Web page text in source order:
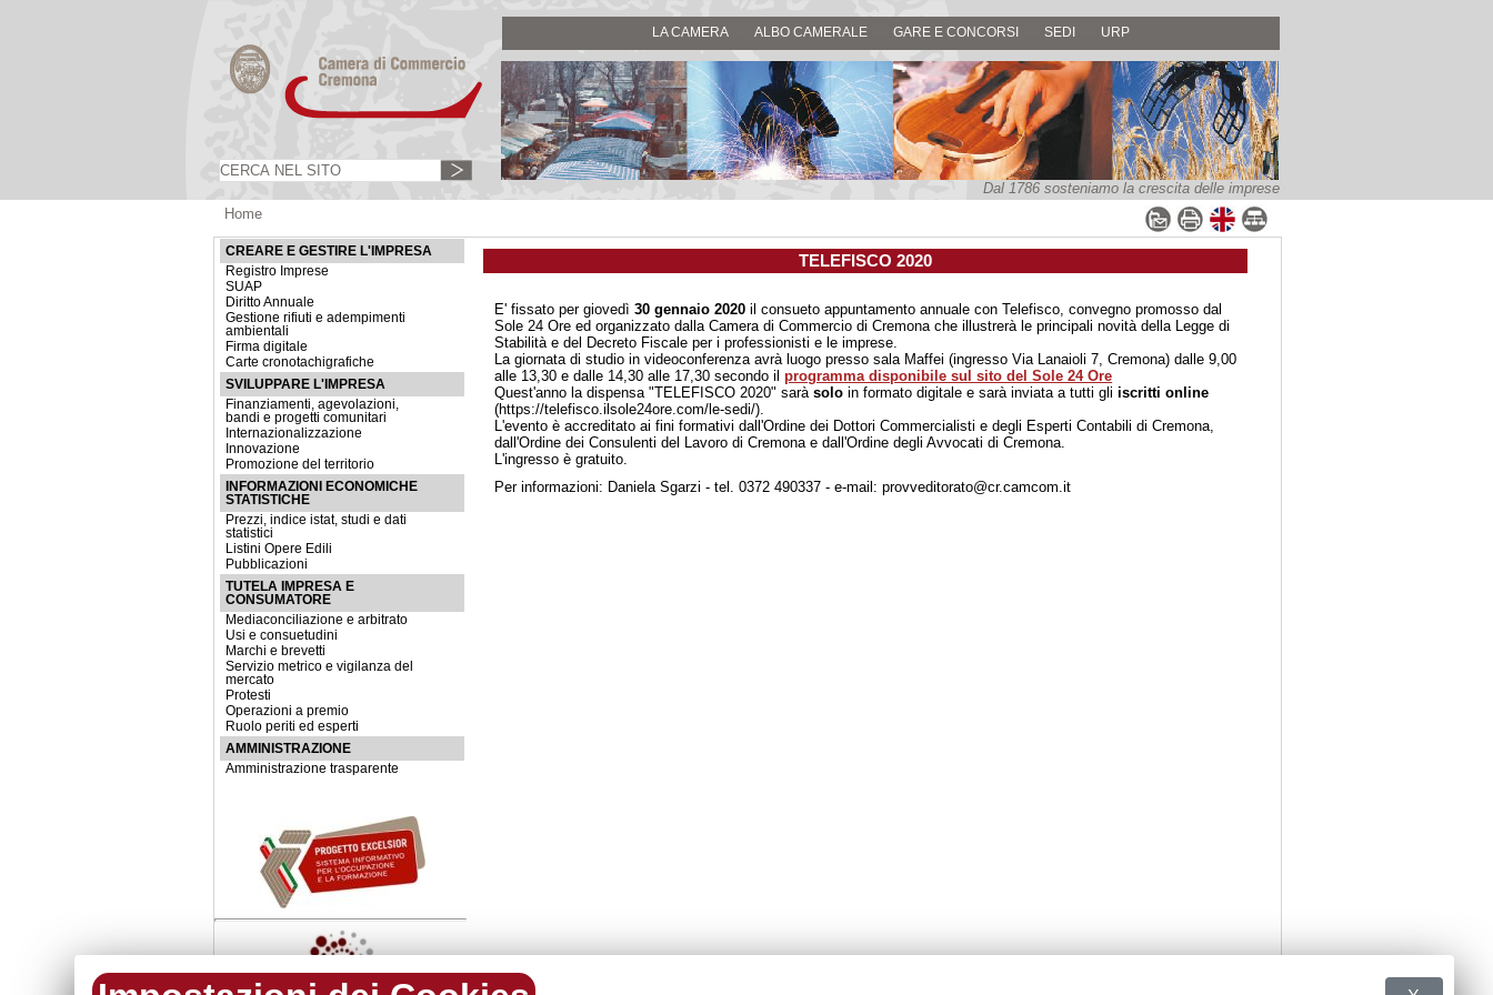
LA CAMERA ALBO CAMERALE GARE E CONCORSI SEDI URP
Dal 1786 sosteniamo la crescita delle imprese
Home
CREARE E GESTIRE L'IMPRESA
Registro Imprese
SUAP
Diritto Annuale
Gestione rifiuti e adempimenti
ambientali
Firma digitale
Carte cronotachigrafiche
SVILUPPARE L'IMPRESA
Finanziamenti, agevolazioni,
bandi e progetti comunitari
Internazionalizzazione
Innovazione
Promozione del territorio
INFORMAZIONI ECONOMICHE
STATISTICHE
Prezzi, indice istat, studi e dati
statistici
Listini Opere Edili
Pubblicazioni
TUTELA IMPRESA E
CONSUMATORE
Mediaconciliazione e arbitrato
Usi e consuetudini
Marchi e brevetti
Servizio metrico e vigilanza del
mercato
Protesti
Operazioni a premio
Ruolo periti ed esperti
AMMINISTRAZIONE
Amministrazione trasparente
TELEFISCO 2020
E' fissato per giovedì30 gennaio 2020 il consueto appuntamento annuale con Telefisco, convegno promosso dal
Sole 24 Ore ed organizzato dalla Camera di Commercio di Cremona che illustrerà le principali novità della Legge di
Stabilità e del Decreto Fiscale per i professionisti e le imprese.
La giornata di studio in videoconferenza avrà luogo presso sala Maffei (ingresso Via Lanaioli 7, Cremona) dalle 9,00
alle 13,30 e dalle 14,30 alle 17,30 secondo ilprogramma disponibile sul sito del Sole 24 Ore
Quest'anno la dispensa "TELEFISCO 2020" saràsolo in formato digitale e sarà inviata a tutti gliiscritti online
(https://telefisco.ilsole24ore.com/le-sedi/).
L'evento è accreditato ai fini formativi dall'Ordine dei Dottori Commercialisti e degli Esperti Contabili di Cremona,
dall'Ordine dei Consulenti del Lavoro di Cremona e dall'Ordine degli Avvocati di Cremona.
L'ingresso è gratuito.
Per informazioni: Daniela Sgarzi - tel. 0372 490337 - e-mail: provveditorato@cr.camcom.it